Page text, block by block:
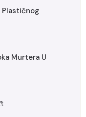
Plastičnog
Murtera U